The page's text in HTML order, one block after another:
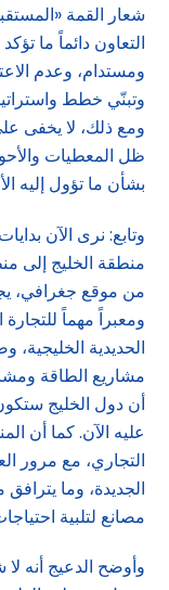
شعار القمة
التعاون دائماً ما
ومستدام، وعدم
وتبنّي خطط
ومع ذلك، لا يخفى
ظل المعطيات
بشأن ما تؤول إليه
وتابع: نرى الآن
منطقة الخليج إلى
من موقع جغرافي،
ومعبراً مهماً
الحديدية
مشاريع الطاقة
أن دول الخليج
عليه الآن. كما أن
التجاري، مع مرور
الجديدة، وما
مصانع لتلبية
وأوضح الدعيج أنه